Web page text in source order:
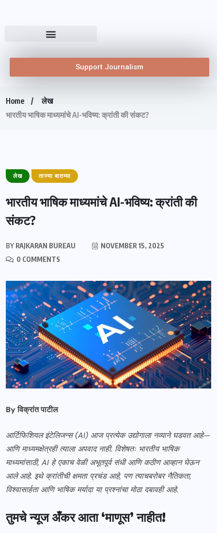
Support Journalism
Home
लेख
भारतीय भाषिक माध्यमांचे AI-भविष्य: क्रांती की संकट?
लेख ताज्या बातम्या
भारतीय भाषिक माध्यमांचे AI-भविष्य: क्रांती की
संकट?
BY RAJKARAN BUREAU
NOVEMBER 15, 2025
0 COMMENTS
By विक्रांत पाटील
आर्टिफिशियल इंटेलिजन्स (AI) आज प्रत्येक उद्योगाला नव्याने घडवत आहे—
आणि माध्यमक्षेत्रही त्याला अपवाद नाही. विशेषतः भारतीय भाषिक
माध्यमांसाठी, AI हे एकाच वेळी अभूतपूर्व संधी आणि कठीण आव्हान घेऊन
आले आहे. इथे क्रांतीची क्षमता प्रचंड आहे, पण त्याचबरोबर नैतिकता,
विश्वासार्हता आणि भाषिक मर्यादा या प्रश्नांचा मोठा दबावही आहे.
तुमचे न्यूज अँकर आता ‘माणूस’ नाहीत!